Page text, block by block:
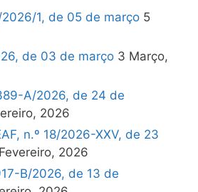
1, de 05 de março 5
de 03 de março 3 Março,
A/2026, de 24 de
2026
n.º 18/2026-XXV, de 23
2026
B/2026, de 13 de